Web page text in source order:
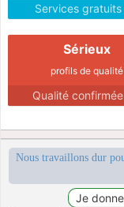
Services gratuits
Sérieux
profils de qualité
Qualité confirmée
Nous travaillons dur